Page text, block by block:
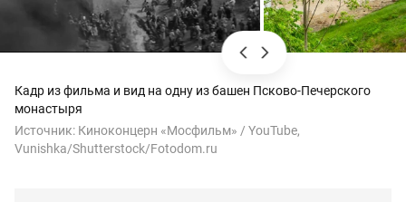
Кадр из фильма и вид на одну из башен Псково-Печерского
монастыря
Источник: Киноконцерн «Мосфильм» / YouTube,
Vunishka/Shutterstock/Fotodom.ru